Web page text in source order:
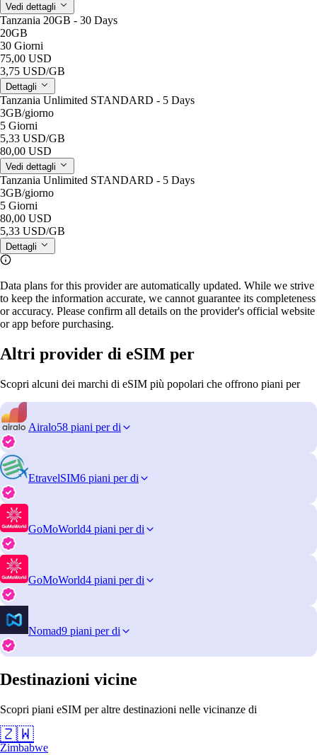
Vedi dettagli
Tanzania 20GB - 30 Days
20GB
30 Giorni
75,00 USD
3,75 USD/GB
Dettagli
Tanzania Unlimited STANDARD - 5 Days
3GB/giorno
5 Giorni
5,33 USD/GB
80,00 USD
Vedi dettagli
Tanzania Unlimited STANDARD - 5 Days
3GB/giorno
5 Giorni
80,00 USD
5,33 USD/GB
Dettagli
Data plans for this provider are automatically updated. While we strive
to keep the information accurate, we cannot guarantee its completeness
or accuracy. Please confirm all details on the provider's official website
or app before purchasing.
Altri provider di eSIM per
Scopri alcuni dei marchi di eSIM più popolari che offrono piani per
Airalo58 piani per di
EtravelSIM6 piani per di
GoMoWorld4 piani per di
GoMoWorld4 piani per di
Nomad9 piani per di
Destinazioni vicine
Scopri piani eSIM per altre destinazioni nelle vicinanze di
🇿🇼
Zimbabwe